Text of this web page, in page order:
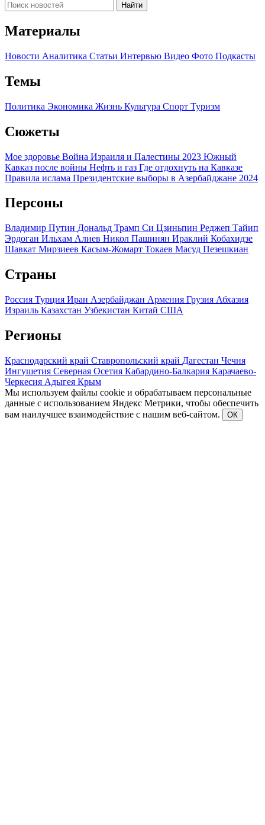
Найти
Материалы
Новости Аналитика Статьи Интервью Видео Фото Подкасты
Темы
Политика Экономика Жизнь Культура Спорт Туризм
Сюжеты
Мое здоровье Война Израиля и Палестины 2023 Южный
Кавказ после войны Нефть и газ Где отдохнуть на Кавказе
Правила ислама Президентские выборы в Азербайджане 2024
Персоны
Владимир Путин Дональд Трамп Си Цзиньпин Реджеп Тайип
Эрдоган Ильхам Алиев Никол Пашинян Ираклий Кобахидзе
Шавкат Мирзиеев Касым-Жомарт Токаев Масуд Пезешкиан
Страны
Россия Турция Иран Азербайджан Армения Грузия Абхазия
Израиль Казахстан Узбекистан Китай США
Регионы
Краснодарский край Ставропольский край Дагестан Чечня
Ингушетия Северная Осетия Кабардино-Балкария Карачаево-
Черкесия Адыгея Крым
Мы используем файлы cookie и обрабатываем персональные
данные с использованием Яндекс Метрики, чтобы обеспечить
вам наилучшее взаимодействие с нашим веб-сайтом.
ОК